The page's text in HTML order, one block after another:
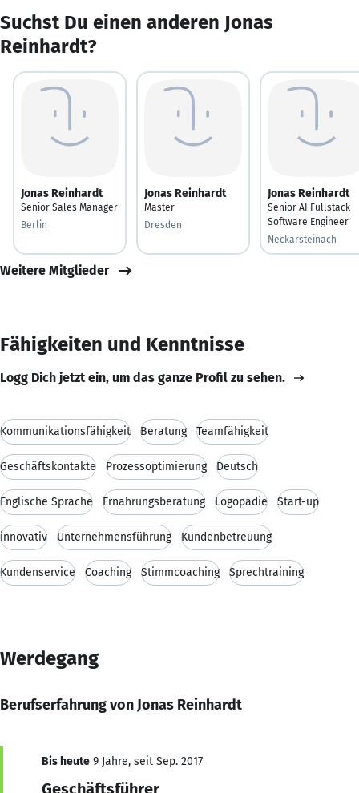
Suchst Du einen anderen Jonas
Reinhardt?
Jonas Reinhardt
Senior Sales Manager
Berlin
Jonas Reinhardt
Master
Dresden
Jonas Reinhardt
Senior AI Fullstack
Software Engineer
Neckarsteinach
Weitere Mitglieder
Fähigkeiten und Kenntnisse
Logg Dich jetzt ein, um das ganze Profil zu sehen.
Kommunikationsfähigkeit Beratung Teamfähigkeit
Geschäftskontakte Prozessoptimierung Deutsch
Englische Sprache Ernährungsberatung Logopädie Start-up
innovativ Unternehmensführung Kundenbetreuung
Kundenservice Coaching Stimmcoaching Sprechtraining
Werdegang
Berufserfahrung von Jonas Reinhardt
Bis heute 9 Jahre, seit Sep. 2017
Geschäftsführer